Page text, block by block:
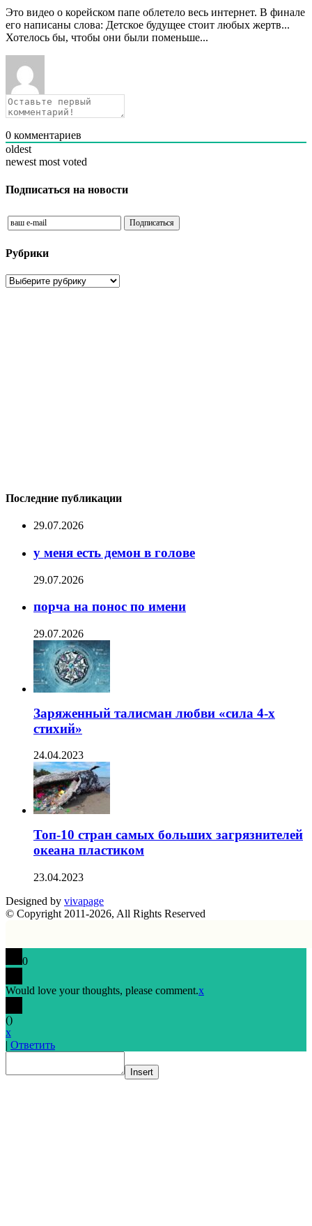
Это видео о корейском папе облетело весь интернет. В финале
его написаны слова: Детское будущее стоит любых жертв...
Хотелось бы, чтобы они были поменьше...
0 комментариев
oldest
newest most voted
Подписаться на новости
Рубрики
Рубрики
Последние публикации
29.07.2026
у меня есть демон в голове
29.07.2026
порча на понос по имени
29.07.2026
Заряженный талисман любви «сила 4-х
стихий»
24.04.2023
Топ-10 стран самых больших загрязнителей
океана пластиком
23.04.2023
Designed by vivapage
© Copyright 2011-2026, All Rights Reserved
0
Would love your thoughts, please comment.x
()
x
| Ответить
Insert